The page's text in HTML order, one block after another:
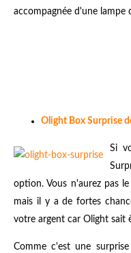
accompagnée d'une lampe
Olight Box Surprise
Si
option. Vous n'aurez pas
mais il y a de fortes
votre argent car Olight sait
Comme c'est une